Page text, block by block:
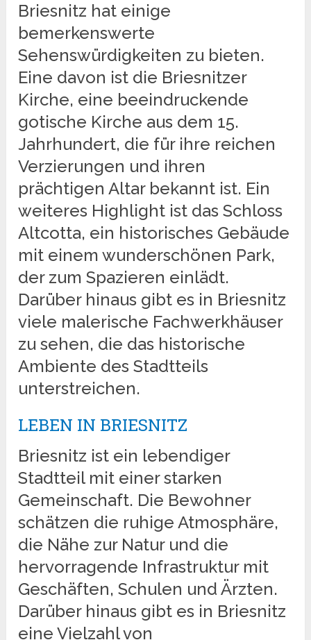
Briesnitz hat einige
bemerkenswerte
Sehenswürdigkeiten zu bieten.
Eine davon ist die Briesnitzer
Kirche, eine beeindruckende
gotische Kirche aus dem 15.
Jahrhundert, die für ihre reichen
Verzierungen und ihren
prächtigen Altar bekannt ist. Ein
weiteres Highlight ist das Schloss
Altcotta, ein historisches Gebäude
mit einem wunderschönen Park,
der zum Spazieren einlädt.
Darüber hinaus gibt es in Briesnitz
viele malerische Fachwerkhäuser
zu sehen, die das historische
Ambiente des Stadtteils
unterstreichen.
LEBEN IN BRIESNITZ
Briesnitz ist ein lebendiger
Stadtteil mit einer starken
Gemeinschaft. Die Bewohner
schätzen die ruhige Atmosphäre,
die Nähe zur Natur und die
hervorragende Infrastruktur mit
Geschäften, Schulen und Ärzten.
Darüber hinaus gibt es in Briesnitz
eine Vielzahl von